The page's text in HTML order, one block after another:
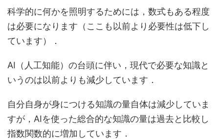
科学的に何かを照明するためには，数式もある程度
は必要になります（ここも以前より必要性は低下し
ています）．
AI（人工知能）の台頭に伴い，現代で必要な知識と
いうのは以前よりも減少しています．
自分自身が身につける知識の量自体は減少していま
すが，AIを使った総合的な知識の量は過去と比較し
指数関数的に増加しています．